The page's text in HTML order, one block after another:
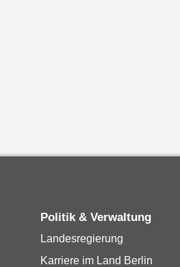
Politik & Verwaltung
Landesregierung
Karriere im Land Berlin